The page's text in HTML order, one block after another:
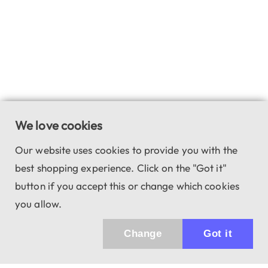
We love cookies
Our website uses cookies to provide you with the
best shopping experience. Click on the "Got it"
button if you accept this or change which cookies
you allow.
Got it
Change